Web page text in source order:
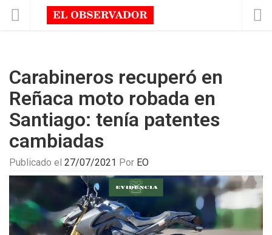
Carabineros recuperó en
Reñaca moto robada en
Santiago: tenía patentes
cambiadas
Publicado el 27/07/2021 Por EO